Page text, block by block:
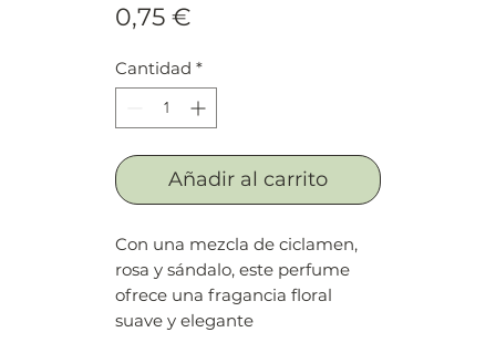
0,75 €
Cantidad *
Añadir al carrito
Con una mezcla de ciclamen,
rosa y sándalo, este perfume
ofrece una fragancia floral
suave y elegante